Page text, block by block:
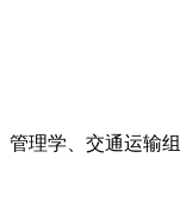
管理学、交通运输